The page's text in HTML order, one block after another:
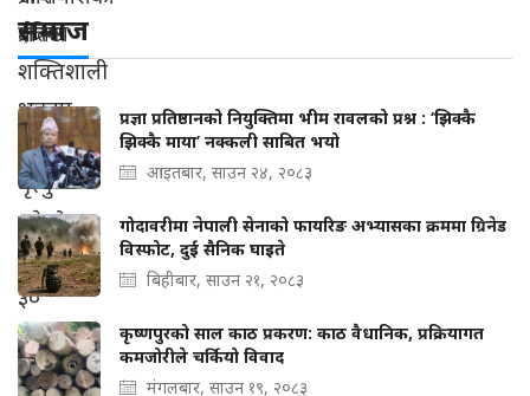
समाज
प्रज्ञा प्रतिष्ठानको नियुक्तिमा भीम रावलको प्रश्न : ‘झिक्कै
झिक्कै माया’ नक्कली साबित भयो
आइतबार, साउन २४, २०८३
गोदावरीमा नेपाली सेनाको फायरिङ अभ्यासका क्रममा ग्रिनेड
विस्फोट, दुई सैनिक घाइते
बिहीबार, साउन २१, २०८३
कृष्णपुरको साल काठ प्रकरण: काठ वैधानिक, प्रक्रियागत
कमजोरीले चर्कियो विवाद
मंगलबार, साउन १९, २०८३